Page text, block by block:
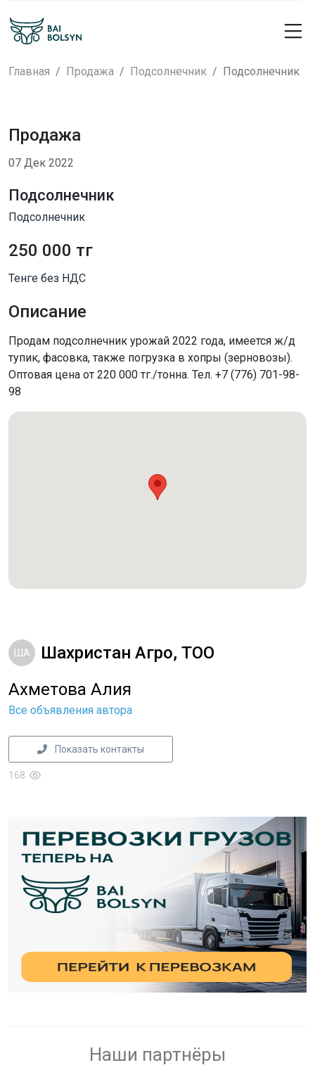
Главная Продажа Подсолнечник Подсолнечник
Продажа
07 Дек 2022
Подсолнечник
Подсолнечник
250 000 тг
Тенге без НДС
Описание
Продам подсолнечник урожай 2022 года, имеется ж/д
тупик, фасовка, также погрузка в хопры (зерновозы).
Оптовая цена от 220 000 тг./тонна. Тел. +7 (776) 701-98-
98
ША
Шахристан Агро, ТОО
Ахметова Алия
Все объявления автора
Показать контакты
168
Наши партнёры